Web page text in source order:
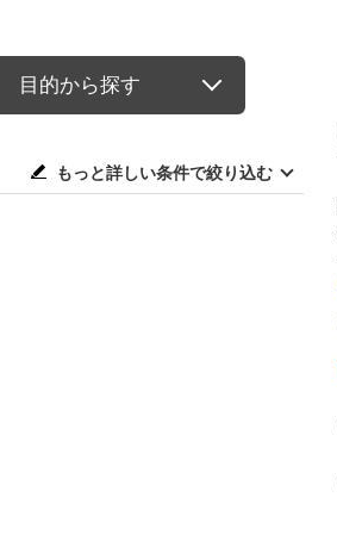
目的から探す
もっと詳しい条件で絞り込む